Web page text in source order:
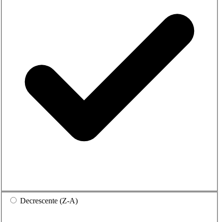
Decrescente (Z-A)